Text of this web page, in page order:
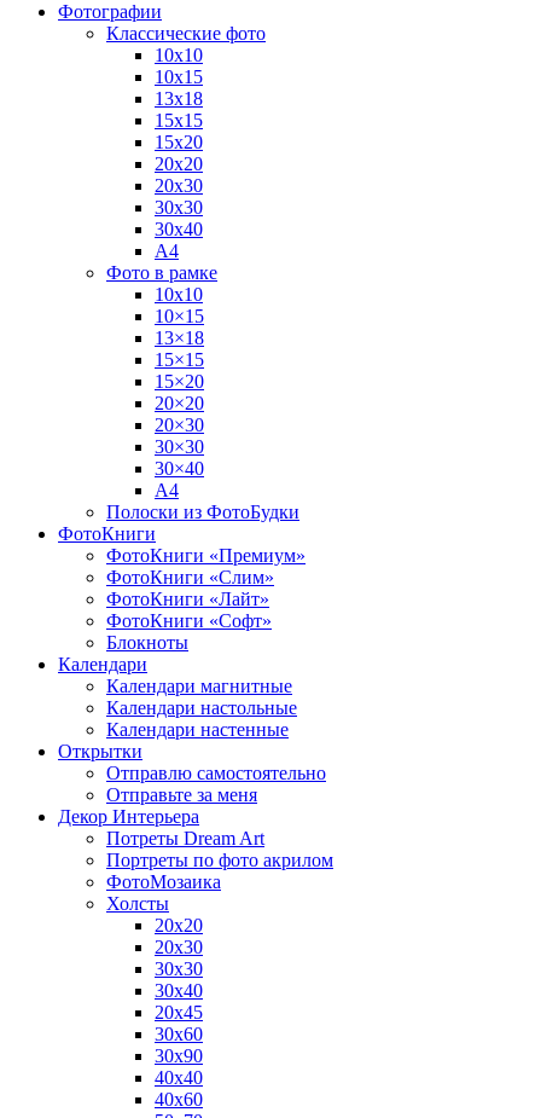
Фотографии
Классические фото
10х10
10х15
13х18
15х15
15х20
20х20
20х30
30х30
30х40
А4
Фото в рамке
10х10
10×15
13×18
15×15
15×20
20×20
20×30
30×30
30×40
A4
Полоски из ФотоБудки
ФотоКниги
ФотоКниги «Премиум»
ФотоКниги «Слим»
ФотоКниги «Лайт»
ФотоКниги «Софт»
Блокноты
Календари
Календари магнитные
Календари настольные
Календари настенные
Открытки
Отправлю самостоятельно
Отправьте за меня
Декор Интерьера
Потреты Dream Art
Портреты по фото акрилом
ФотоМозаика
Холсты
20х20
20х30
30х30
30х40
20х45
30х60
30х90
40х40
40х60